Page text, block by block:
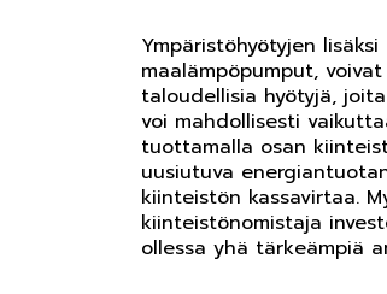
Ympäristöhyötyjen
maalämpöpumput,
taloudellisia hyötyjä,
voi mahdollisesti
tuottamalla osan
uusiutuva
kiinteistön kassavirtaa.
kiinteistönomistaja
ollessa yhä tärkeämpiä